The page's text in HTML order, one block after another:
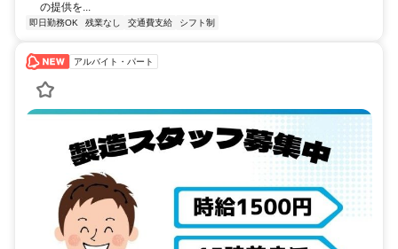
の提供を...
即日勤務OK 残業なし 交通費支給 シフト制
アルバイト・パート